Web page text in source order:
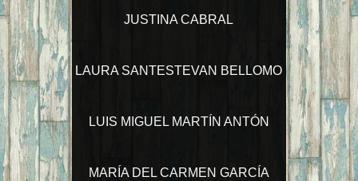
JUSTINA CABRAL
LAURA SANTESTEVAN BELLOMO
LUIS MIGUEL MARTÍN ANTÓN
MARÍA DEL CARMEN GARCÍA